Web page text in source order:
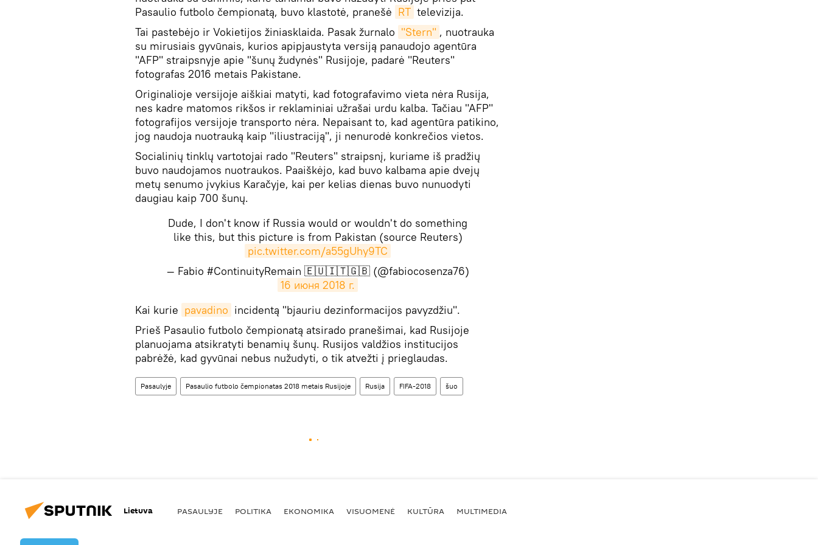
Pasaulio futbolo čempionatą, buvo klastotė, pranešė RT televizija.
Tai pastebėjo ir Vokietijos žiniasklaida. Pasak žurnalo "Stern" , nuotrauka
su mirusiais gyvūnais, kurios apipjaustyta versiją panaudojo agentūra
"AFP" straipsnyje apie "šunų žudynės" Rusijoje, padarė "Reuters"
fotografas 2016 metais Pakistane.
Originalioje versijoje aiškiai matyti, kad fotografavimo vieta nėra Rusija,
nes kadre matomos rikšos ir reklaminiai užrašai urdu kalba. Tačiau "AFP"
fotografijos versijoje transporto nėra. Nepaisant to, kad agentūra patikino,
jog naudoja nuotrauką kaip "iliustraciją", ji nenurodė konkrečios vietos.
Socialinių tinklų vartotojai rado "Reuters" straipsnį, kuriame iš pradžių
buvo naudojamos nuotraukos. Paaiškėjo, kad buvo kalbama apie dvejų
metų senumo įvykius Karačyje, kai per kelias dienas buvo nunuodyti
daugiau kaip 700 šunų.
Dude, I don't know if Russia would or wouldn't do something
like this, but this picture is from Pakistan (source Reuters)
pic.twitter.com/a55gUhy9TC
— Fabio #ContinuityRemain 🇪🇺🇮🇹🇬🇧 (@fabiocosenza76)
16 июня 2018 г.
​​Kai kurie pavadino incidentą "bjauriu dezinformacijos pavyzdžiu".
Prieš Pasaulio futbolo čempionatą atsirado pranešimai, kad Rusijoje
planuojama atsikratyti benamių šunų. Rusijos valdžios institucijos
pabrėžė, kad gyvūnai nebus nužudyti, o tik atvežti į prieglaudas.
Pasaulyje Pasaulio futbolo čempionatas 2018 metais Rusijoje Rusija FIFA-2018 šuo
Lietuva PASAULYJE POLITIKA EKONOMIKA VISUOMENĖ KULTŪRA MULTIMEDIA